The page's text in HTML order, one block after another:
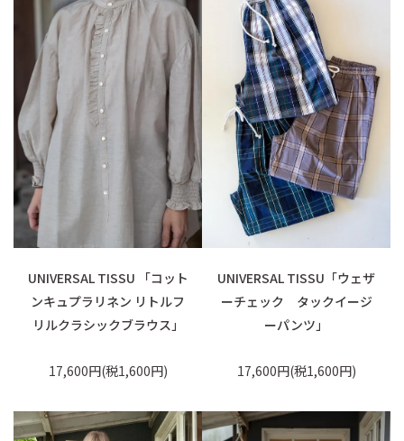
UNIVERSAL TISSU 「コット
ンキュプラリネン リトルフ
リルクラシックブラウス」
17,600円(税1,600円)
UNIVERSAL TISSU「ウェザ
ーチェック タックイージ
ーパンツ」
17,600円(税1,600円)